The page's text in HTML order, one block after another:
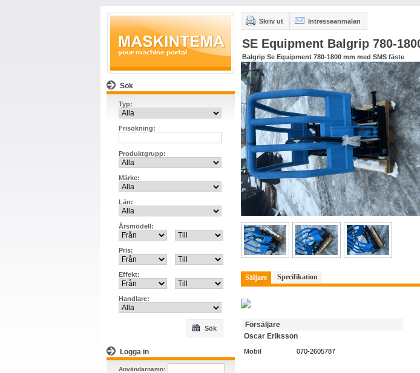
Sök
Typ:
Frisökning:
Produktgrupp:
Märke:
Län:
Årsmodell:
Pris:
Effekt:
Handlare:
Sök
Logga in
Användarnamn:
Skriv ut Intresseanmälan
SE Equipment Balgrip 780-
Balgrip Se Equipment 780-1800 mm med SMS fäste
Säljare Specifikation
Försäljare
Oscar Eriksson
Mobil 070-2605787